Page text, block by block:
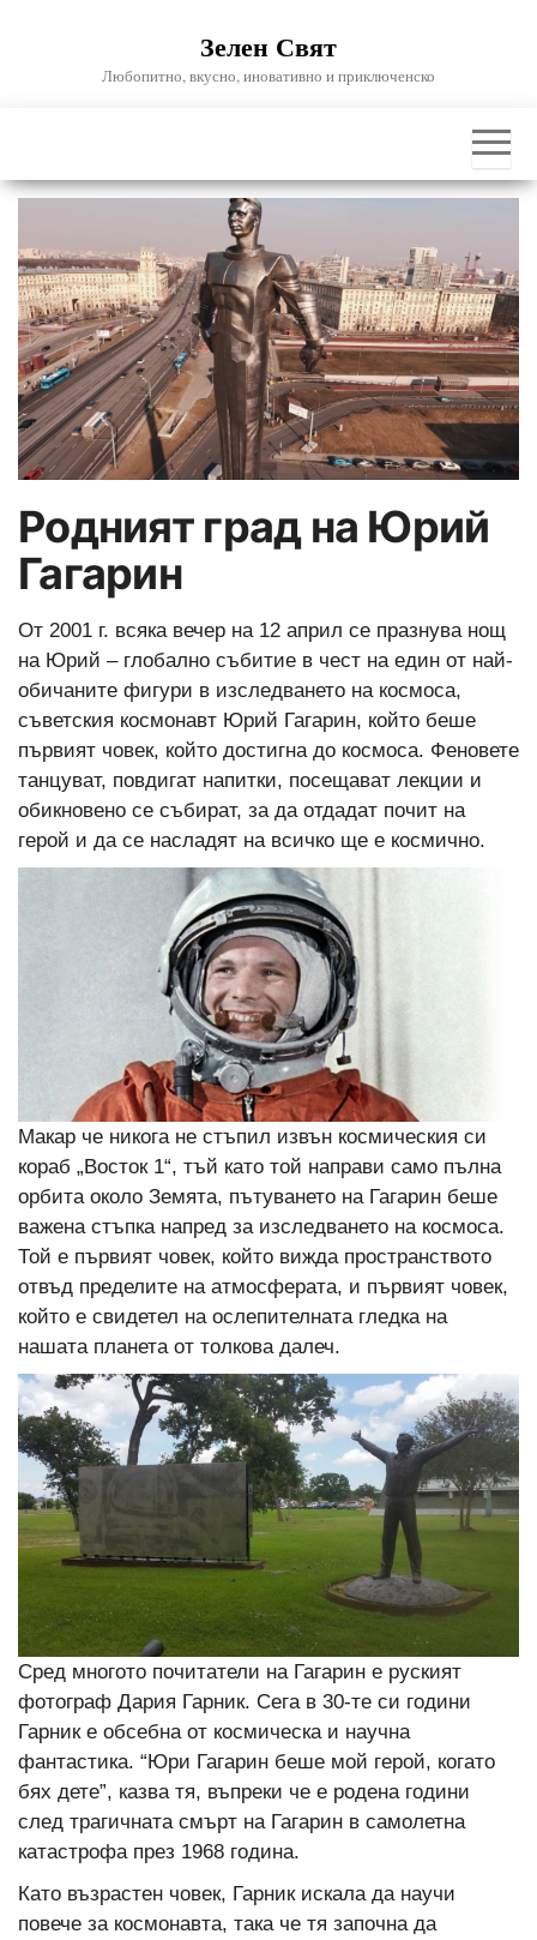
Зелен Свят
Любопитно, вкусно, иновативно и приключенско
Родният град на Юрий
Гагарин
От 2001 г. всяка вечер на 12 април се празнува нощ
на Юрий – глобално събитие в чест на един от най-
обичаните фигури в изследването на космоса,
съветския космонавт Юрий Гагарин, който беше
първият човек, който достигна до космоса. Феновете
танцуват, повдигат напитки, посещават лекции и
обикновено се събират, за да отдадат почит на
герой и да се насладят на всичко ще е космично.
Макар че никога не стъпил извън космическия си
кораб „Восток 1“, тъй като той направи само пълна
орбита около Земята, пътуването на Гагарин беше
важена стъпка напред за изследването на космоса.
Той е първият човек, който вижда пространството
отвъд пределите на атмосферата, и първият човек,
който е свидетел на ослепителната гледка на
нашата планета от толкова далеч.
Сред многото почитатели на Гагарин е руският
фотограф Дария Гарник. Сега в 30-те си години
Гарник е обсебна от космическа и научна
фантастика. “Юри Гагарин беше мой герой, когато
бях дете”, казва тя, въпреки че е родена години
след трагичната смърт на Гагарин в самолетна
катастрофа през 1968 година.
Като възрастен човек, Гарник искала да научи
повече за космонавта, така че тя започна да